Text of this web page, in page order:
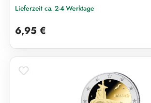
Lieferzeit ca. 2-4 Werktage
6,95 €